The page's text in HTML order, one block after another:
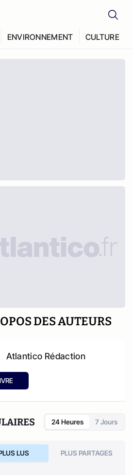
ENVIRONNEMENT CULTURE
DES AUTEURS
Atlantico Rédaction
24 Heures 7 Jours
LUS PLUS PARTAGES